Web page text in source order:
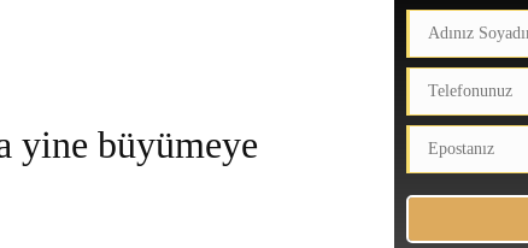
yine büyümeye